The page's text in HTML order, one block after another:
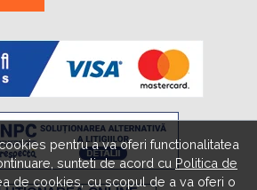
pentru a va oferi functionalitatea
sunteti de acord cu Politica de
de cookies, cu scopul de a va oferi o